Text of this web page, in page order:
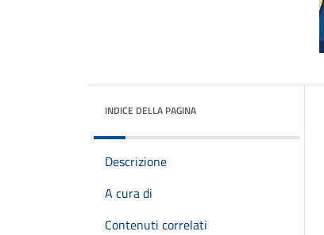
INDICE DELLA PAGINA
Descrizione
A cura di
Contenuti correlati